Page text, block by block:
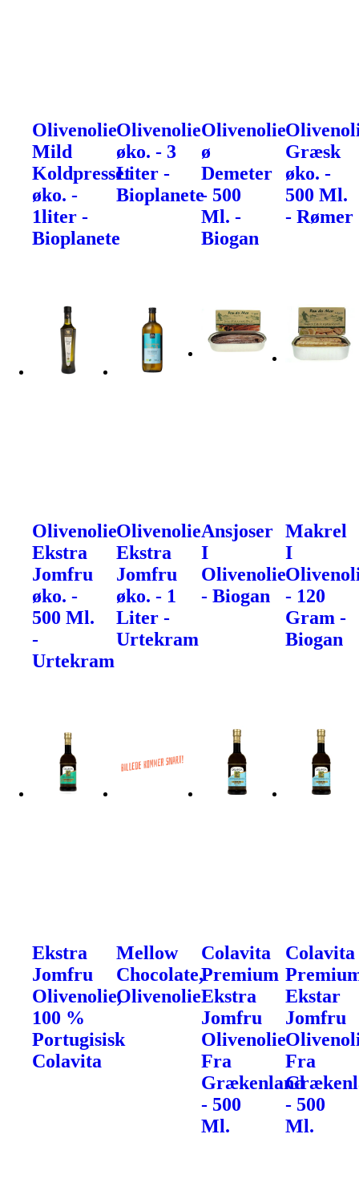
Olivenolie
Mild
Koldpresset
øko. -
1liter -
Bioplanete
Olivenolie
øko. - 3
Liter -
Bioplanete
Olivenolie
ø
Demeter
- 500
Ml. -
Biogan
Græsk
øko. -
500 Ml.
- Rømer
Olivenolie
Ekstra
Jomfru
øko. -
500 Ml.
-
Urtekram
Olivenolie
Ekstra
Jomfru
øko. - 1
Liter -
Urtekram
Ansjoser
I
Olivenolie
- Biogan
Makrel
I
- 120
Gram -
Biogan
Ekstra
Jomfru
Olivenolie,
100 %
Portugisisk
Colavita
Mellow
Chocolate,
Olivenolie
Colavita
Premium
Ekstra
Jomfru
Olivenolie
Fra
Grækenland
- 500
Ml.
Colavita
Ekstar
Jomfru
Fra
- 500
Ml.